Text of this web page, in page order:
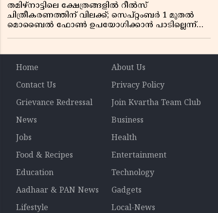
തമിഴ്‌നാട്ടിലെ ക്ഷേത്രങ്ങളിൽ റീൽസ്
ചിത്രീകരണത്തിന് വിലക്ക്; സെപ്റ്റംബർ 1 മുതൽ
മൊബൈൽ ഫോൺ ഉപയോഗിക്കാൻ പാടില്ലെന്ന്
Home
About Us
Contact Us
Privacy Policy
Grievance Redressal
Join Kvartha Team Club
News
Business
Jobs
Health
Food & Recipes
Entertainment
Education
Technology
Aadhaar & PAN News
Gadgets
Lifestyle
Local-News